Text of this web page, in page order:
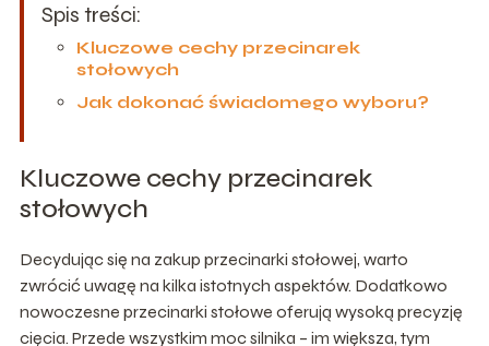
Spis treści:
Kluczowe cechy przecinarek
stołowych
Jak dokonać świadomego wyboru?
Kluczowe cechy przecinarek
stołowych
Decydując się na zakup przecinarki stołowej, warto
zwrócić uwagę na kilka istotnych aspektów. Dodatkowo
nowoczesne przecinarki stołowe oferują wysoką precyzję
cięcia. Przede wszystkim moc silnika – im większa, tym